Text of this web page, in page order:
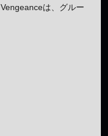
Vengeanceは、グルー